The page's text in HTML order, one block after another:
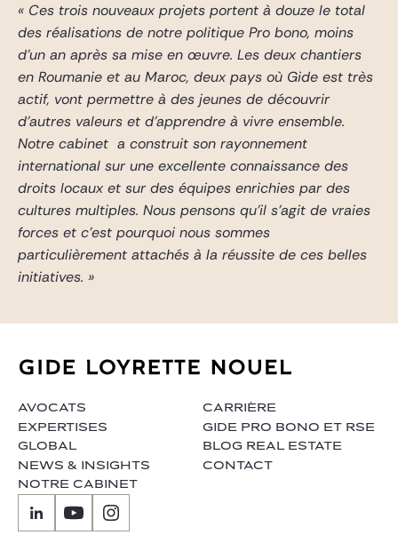
« Ces trois nouveaux projets portent à douze le total
des réalisations de notre politique Pro bono, moins
d’un an après sa mise en œuvre. Les deux chantiers
en Roumanie et au Maroc, deux pays où Gide est très
actif, vont permettre à des jeunes de découvrir
d’autres valeurs et d’apprendre à vivre ensemble.
Notre cabinet a construit son rayonnement
international sur une excellente connaissance des
droits locaux et sur des équipes enrichies par des
cultures multiples. Nous pensons qu’il s’agit de vraies
forces et c’est pourquoi nous sommes
particulièrement attachés à la réussite de ces belles
initiatives. »
AVOCATS
EXPERTISES
GLOBAL
NEWS & INSIGHTS
NOTRE CABINET
CARRIÈRE
GIDE PRO BONO ET RSE
BLOG REAL ESTATE
CONTACT